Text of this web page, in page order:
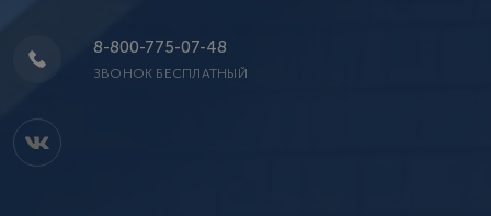
8-800-775-07-48
ЗВОНОК БЕСПЛАТНЫЙ